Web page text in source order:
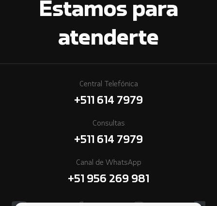
Estamos para
atenderte
Central Telefónica
+511 614 7979
Consultas
+511 614 7979
Canal de WhatsApp
+51 956 269 981